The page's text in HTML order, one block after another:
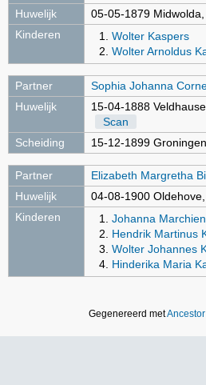
Huwelijk
05-05-1879 Midwolda,
Kinderen
Wolter Kaspers
Wolter Arnoldus
Partner
Sophia Johanna
Huwelijk
15-04-1888
Scan
Scheiding
15-12-1899
Partner
Elizabeth Margretha
Huwelijk
04-08-1900
Kinderen
Johanna
Hendrik Martinus
Wolter Johannes
Hinderika Maria
Gegenereerd met